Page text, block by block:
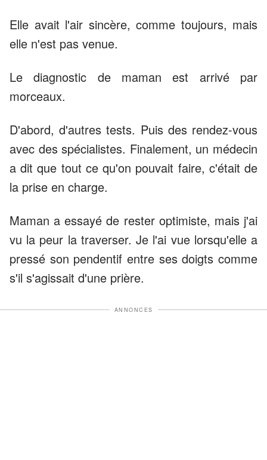
Elle avait l'air sincère, comme toujours, mais
elle n'est pas venue.
Le diagnostic de maman est arrivé par
morceaux.
D'abord, d'autres tests. Puis des rendez-vous
avec des spécialistes. Finalement, un médecin
a dit que tout ce qu'on pouvait faire, c'était de
la prise en charge.
Maman a essayé de rester optimiste, mais j'ai
vu la peur la traverser. Je l'ai vue lorsqu'elle a
pressé son pendentif entre ses doigts comme
s'il s'agissait d'une prière.
ANNONCES